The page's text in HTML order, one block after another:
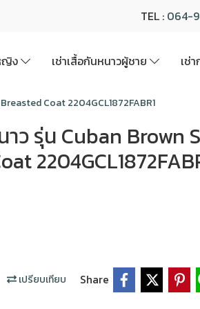
TEL : 064-
ญิง เช่าเสื้อกันหนาวผู้ชาย เช่
Coat 2204GCL1872FABR1
าว รุ่น Cuban Brown
เปรียบเทียบ Share